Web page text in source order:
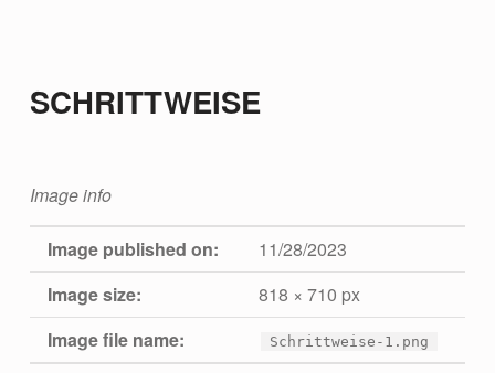
SCHRITTWEISE
Image info
Image published on:
11/28/2023
Image size:
818 × 710 px
Image file name:
Schrittweise-1.png